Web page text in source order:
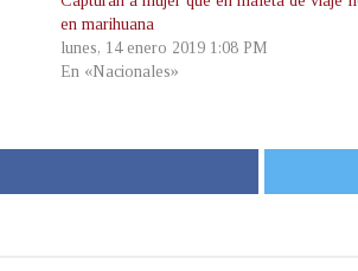
en marihuana
lunes, 14 enero 2019 1:08 PM
En «Nacionales»